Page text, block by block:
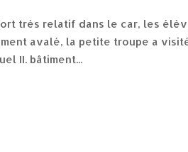
très relatif dans le car, les
avalé, la petite troupe a
II. bâtiment...